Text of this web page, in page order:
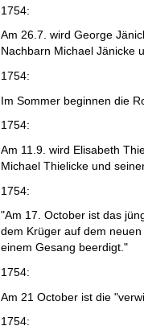
1754:
Am 26.7. wird George
Nachbarn Michael Jänicke
1754:
Im Sommer beginnen die
1754:
Am 11.9. wird Elisabeth
Michael Thielicke und
1754:
"Am 17. October ist das
dem Krüger auf dem
einem Gesang beerdigt."
1754:
Am 21 October ist die
1754: